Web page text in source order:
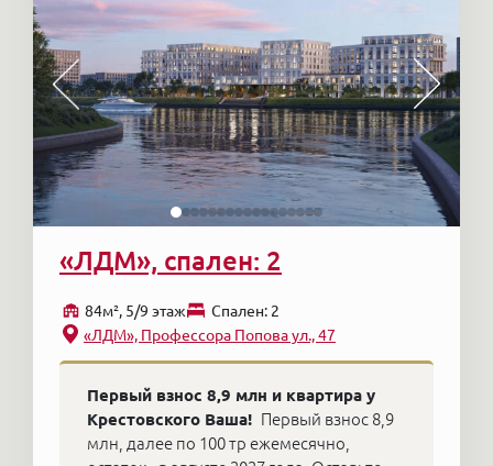
«ЛДМ», спален: 2
84м², 5/9 этаж
Cпален: 2
«ЛДМ», Профессора Попова ул., 47
Первый взнос 8,9 млн и квартира у
Крестовского Ваша! Первый взнос 8,9
млн, далее по 100 тр ежемесячно,